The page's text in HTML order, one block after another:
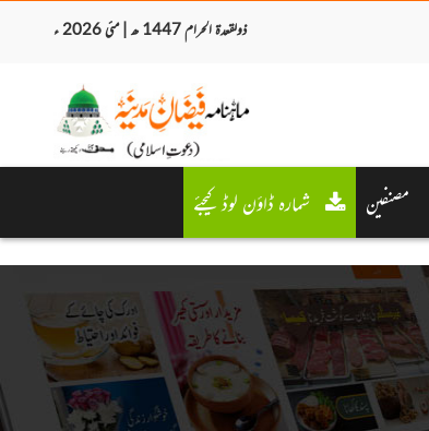
ذولقعدۃ الحرام 1447 ھ | مئی 2026 ء
مصنفین شمارہ ڈاؤن لوڈ کیجئے